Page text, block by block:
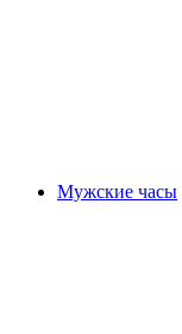
Мужские часы